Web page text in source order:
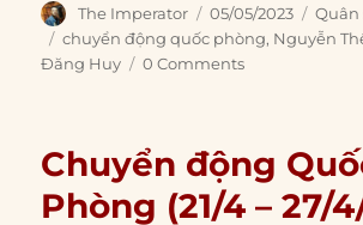
Author
The Imperator
Posted
on
05/05/2023
Quân
Tags
chuyển động quốc phòng, Nguyễn
Đăng Huy
0 Comments
Chuyển động
Phòng (21/4 – 27/